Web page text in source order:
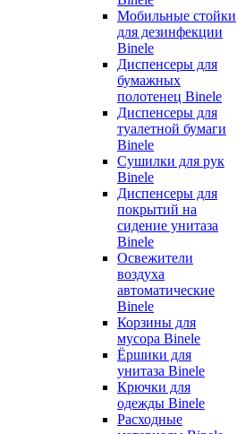
Мобильные стойки
для дезинфекции
Binele
Диспенсеры для
бумажных
полотенец Binele
Диспенсеры для
туалетной бумаги
Binele
Сушилки для рук
Binele
Диспенсеры для
покрытий на
сидение унитаза
Binele
Освежители
воздуха
автоматические
Binele
Корзины для
мусора Binele
Ёршики для
унитаза Binele
Крючки для
одежды Binele
Расходные